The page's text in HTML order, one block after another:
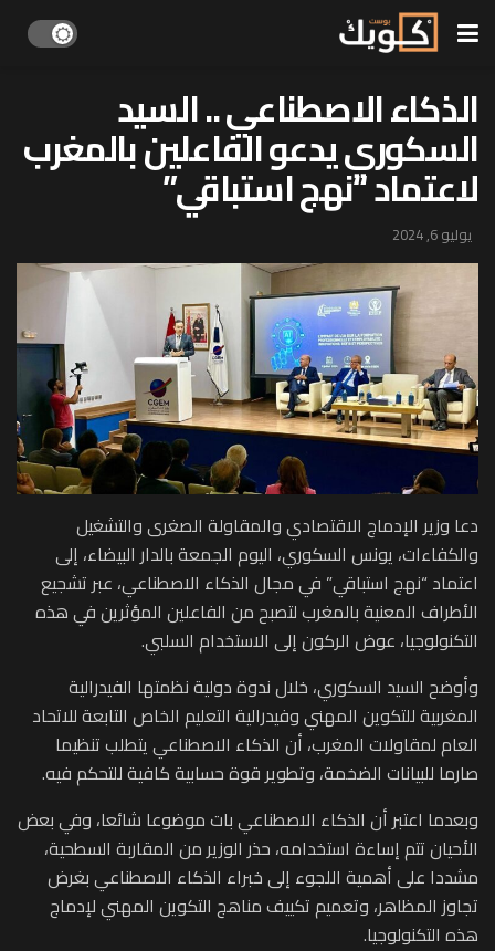
الذكاء الاصطناعي .. السيد
السكوري يدعو الفاعلين بالمغرب
لاعتماد “نهج استباقي”
يوليو 6, 2024
دعا وزير الإدماج الاقتصادي والمقاولة الصغرى والتشغيل
والكفاءات، يونس السكوري، اليوم الجمعة بالدار البيضاء، إلى
اعتماد “نهج استباقي” في مجال الذكاء الاصطناعي، عبر تشجيع
الأطراف المعنية بالمغرب لتصبح من الفاعلين المؤثرين في هذه
التكنولوجيا، عوض الركون إلى الاستخدام السلبي.
وأوضح السيد السكوري، خلال ندوة دولية نظمتها الفيدرالية
المغربية للتكوين المهني وفيدرالية التعليم الخاص التابعة للاتحاد
العام لمقاولات المغرب، أن الذكاء الاصطناعي يتطلب تنظيما
صارما للبيانات الضخمة، وتطوير قوة حسابية كافية للتحكم فيه.
وبعدما اعتبر أن الذكاء الاصطناعي بات موضوعا شائعا، وفي بعض
الأحيان تتم إساءة استخدامه، حذر الوزير من المقاربة السطحية،
مشددا على أهمية اللجوء إلى خبراء الذكاء الاصطناعي بغرض
تجاوز المظاهر، وتعميم تكييف مناهج التكوين المهني لإدماج
هذه التكنولوجيا.